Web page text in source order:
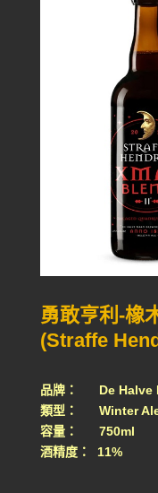
勇敢亨利-橡
(Straffe
品牌： De Halve
類型： Winter
容量： 750ml
酒精度： 11%